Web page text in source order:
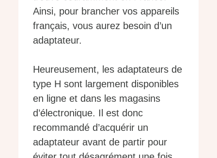
Ainsi, pour brancher vos appareils
français, vous aurez besoin d’un
adaptateur.
Heureusement, les adaptateurs de
type H sont largement disponibles
en ligne et dans les magasins
d’électronique. Il est donc
recommandé d’acquérir un
adaptateur avant de partir pour